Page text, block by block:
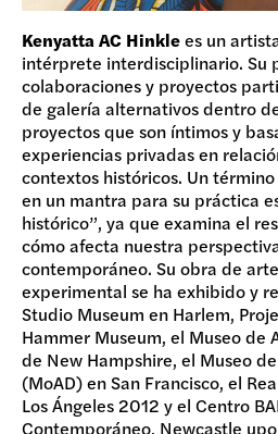
Kenyatta AC Hinklees un
intérprete interdisciplinario. Su
colaboraciones y proyectos
de galería alternativos dentro
proyectos que son íntimos y
experiencias privadas en
contextos históricos. Un
en un mantra para su práctica
histórico”, ya que examina el
cómo afecta nuestra
contemporáneo. Su obra de
experimental se ha exhibido y
Studio Museum en Harlem,
Hammer Museum, el Museo de
de New Hampshire, el Museo
(MoAD) en San Francisco, el
Los Ángeles 2012 y el Centro
Contemporáneo, Newcastle